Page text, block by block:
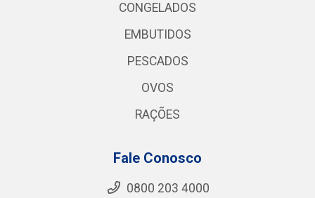
CONGELADOS
EMBUTIDOS
PESCADOS
OVOS
RAÇÕES
Fale Conosco
0800 203 4000